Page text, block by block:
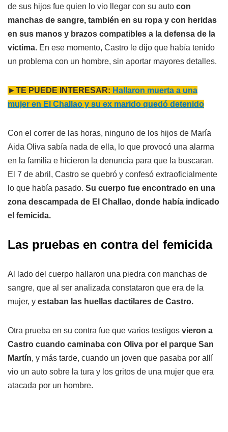
de sus hijos fue quien lo vio llegar con su auto con
manchas de sangre, también en su ropa y con heridas
en sus manos y brazos compatibles a la defensa de la
víctima. En ese momento, Castro le dijo que había tenido
un problema con un hombre, sin aportar mayores detalles.
►TE PUEDE INTERESAR: Hallaron muerta a una
mujer en El Challao y su ex marido quedó detenido
Con el correr de las horas, ninguno de los hijos de María
Aida Oliva sabía nada de ella, lo que provocó una alarma
en la familia e hicieron la denuncia para que la buscaran.
El 7 de abril, Castro se quebró y confesó extraoficialmente
lo que había pasado. Su cuerpo fue encontrado en una
zona descampada de El Challao, donde había indicado
el femicida.
Las pruebas en contra del femicida
Al lado del cuerpo hallaron una piedra con manchas de
sangre, que al ser analizada constataron que era de la
mujer, y estaban las huellas dactilares de Castro.
Otra prueba en su contra fue que varios testigos vieron a
Castro cuando caminaba con Oliva por el parque San
Martín, y más tarde, cuando un joven que pasaba por allí
vio un auto sobre la tura y los gritos de una mujer que era
atacada por un hombre.